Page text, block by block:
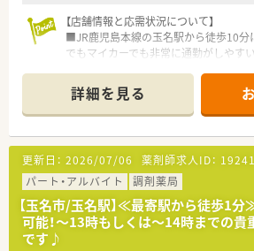
【店舗情報と応需状況について】
■JR鹿児島本線の玉名駅から徒歩10分
でもマイカーでも非常に通勤がしやす
■眼科と泌尿器科、内科の処方箋を1日
おり、幅広い知識を習得できる環境が
■現在は正社員の薬剤師2名と事務員4
体制強化のための増員により、さらな
します。
【募集背景と求める人物像について】
■患者様へのサービス向上と健康サポ
して、組織の活性化を図るために新た
す。
詳細を見る
更新日： 2026/07/06 薬剤師求人ID： 19241
パート・アルバイト
調剤薬局
【玉名市/玉名駅】≪最寄駅から徒歩1
可能！～13時もしくは～14時までの
です♪